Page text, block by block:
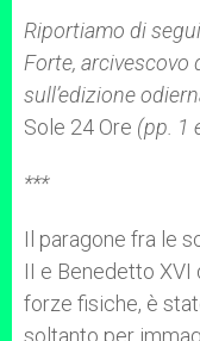
p
p
g
e
r
o
k
r
Riportiamo di
Forte, arcivescovo
sull’edizione
Sole 24 Ore (pp. 1
***
Il paragone fra le
II e Benedetto XVI
forze fisiche, è
soltanto per